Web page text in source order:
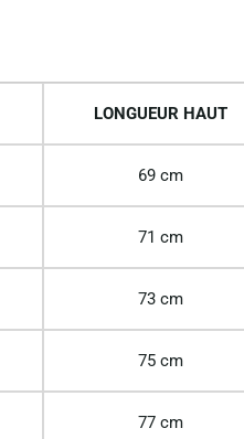
LONGUEUR HAUT
69 cm
71 cm
73 cm
75 cm
77 cm